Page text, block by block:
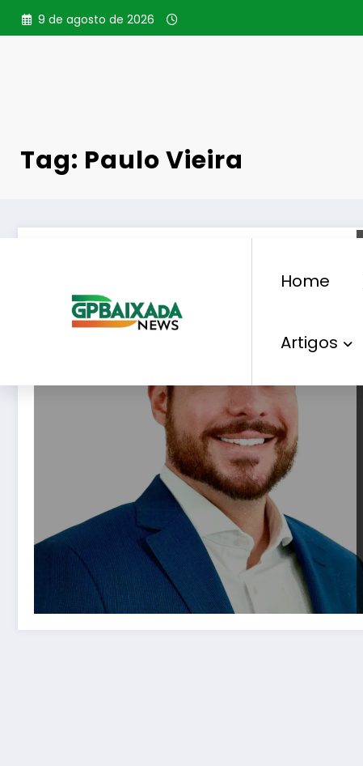
Pular
para
9 de agosto de 2026
Home
Artigos
Tag: Paulo Vieira